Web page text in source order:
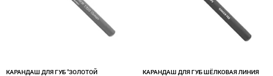
КАРАНДАШ ДЛЯ ГУБ "ЗОЛОТОЙ
КАРАНДАШ ДЛЯ ГУБ ШЁЛКОВАЯ ЛИНИЯ